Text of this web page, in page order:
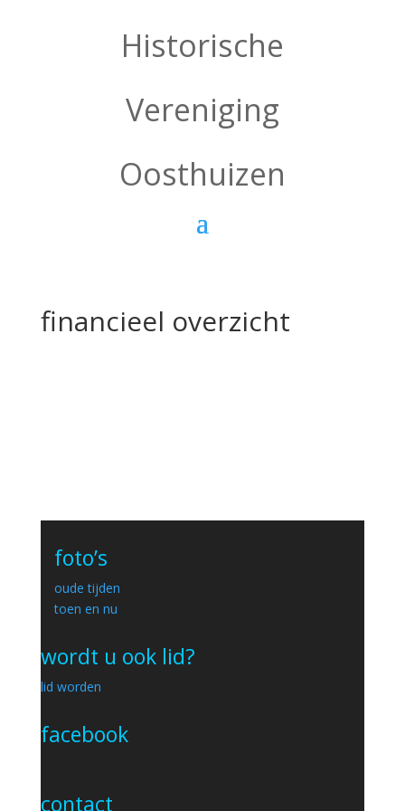
Historische
Vereniging
Oosthuizen
financieel overzicht
foto’s
oude tijden
toen en nu
wordt u ook lid?
lid worden
facebook
contact